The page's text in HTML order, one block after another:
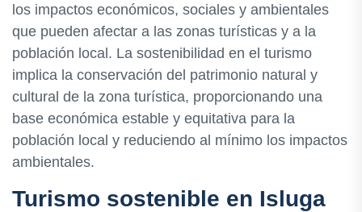
los impactos económicos, sociales y ambientales
que pueden afectar a las zonas turísticas y a la
población local. La sostenibilidad en el turismo
implica la conservación del patrimonio natural y
cultural de la zona turística, proporcionando una
base económica estable y equitativa para la
población local y reduciendo al mínimo los impactos
ambientales.
Turismo sostenible en Isluga